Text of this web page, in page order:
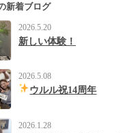
新着ブログ
2026.5.20
新しい体験！
2026.5.08
ウルル祝14周年
2026.1.28